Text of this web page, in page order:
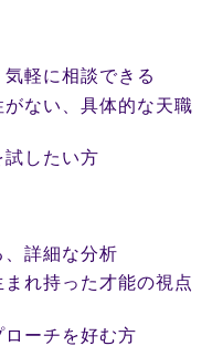
軽に相談できる
ない、具体的な天職
試したい方
、詳細な分析
れ持った才能の視点
ーチを好む方